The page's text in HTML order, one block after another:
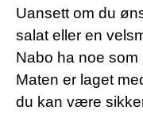
Uansett om du
salat eller en
Nabo ha noe som
Maten er laget
du kan være